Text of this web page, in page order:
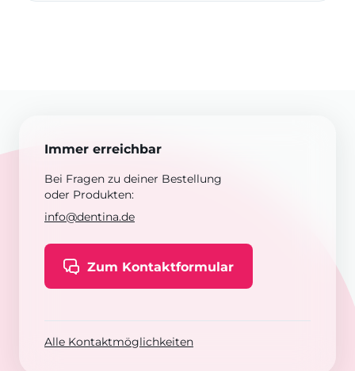
Immer erreichbar
Bei Fragen zu deiner Bestellung
oder Produkten:
info@dentina.de
Zum Kontaktformular
Alle Kontaktmöglichkeiten